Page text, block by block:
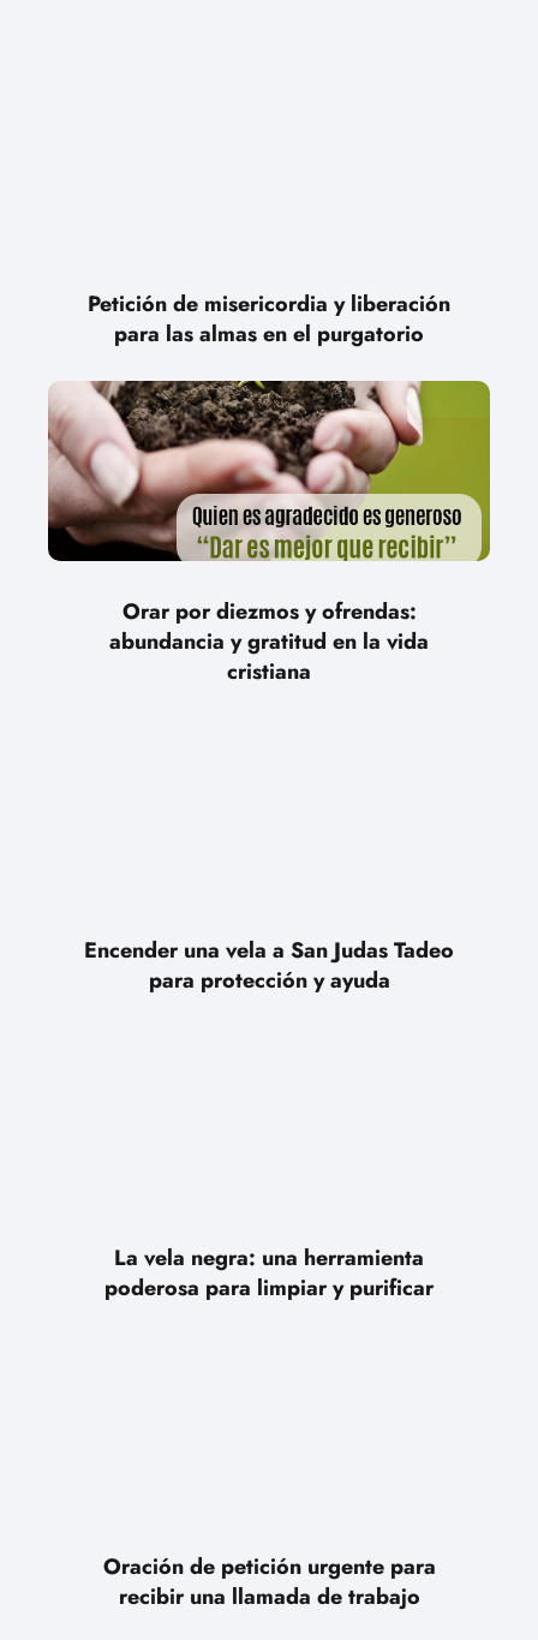
Petición de misericordia y liberación
para las almas en el purgatorio
Orar por diezmos y ofrendas:
abundancia y gratitud en la vida
cristiana
Encender una vela a San Judas Tadeo
para protección y ayuda
La vela negra: una herramienta
poderosa para limpiar y purificar
Oración de petición urgente para
recibir una llamada de trabajo